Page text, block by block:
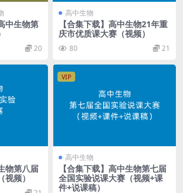
中生物第
20
高中生物
【合集下载】高中生物21年重
庆市优质课大赛（视频）
80 21
物第八届
频）
VIP
高中生物
【合集下载】高中生物第七届
全国实验说课大赛（视频+课
件+说课稿）